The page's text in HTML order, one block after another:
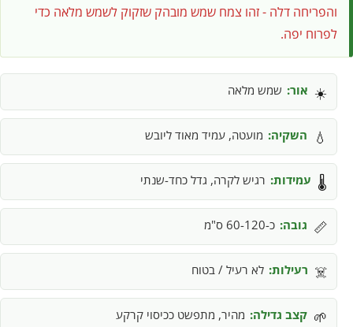
והפריחה דלה - זהו צמח שמש מובהק שזקוק לשמש מלאה כדי
לפרוח יפה.
☀️ אור: שמש מלאה
💧 השקיה: מועטה, עמיד מאוד ליובש
🌡️ עמידות: רגיש לקרה, גדל כחד-שנתי
📏 גובה: כ-60-120 ס"מ
☠️ רעילות: לא רעיל / בטוח
🌱 קצב גדילה: מהיר, מתפשט ככיסוי קרקע